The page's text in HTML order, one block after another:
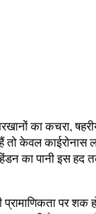
का कचरा,
केवल काईरोनास
का पानी इस हद
पर शक